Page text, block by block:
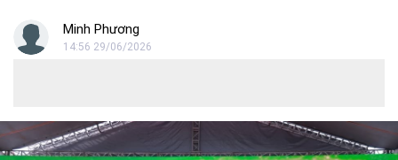
Minh Phương
14:56 29/06/2026